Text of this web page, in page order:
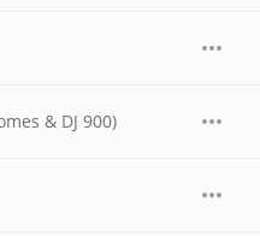
& DJ 900)